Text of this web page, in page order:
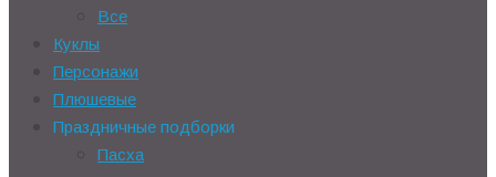
Все
Куклы
Персонажи
Плюшевые
Праздничные подборки
Пасха